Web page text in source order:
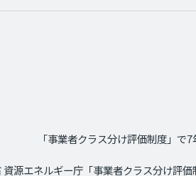
「事業者クラス分け評価制度」で
源エネルギー庁「事業者クラス分け評価